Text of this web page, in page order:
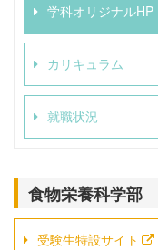
学科オリジナルHP
カリキュラム
就職状況
食物栄養科学部
受験生特設サイト